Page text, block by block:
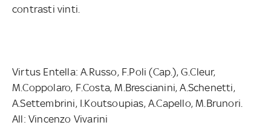
contrasti vinti.
Virtus Entella: A.Russo, F.Poli (Cap.), G.Cleur,
M.Coppolaro, F.Costa, M.Brescianini, A.Schenetti,
A.Settembrini, I.Koutsoupias, A.Capello, M.Brunori.
All: Vincenzo Vivarini